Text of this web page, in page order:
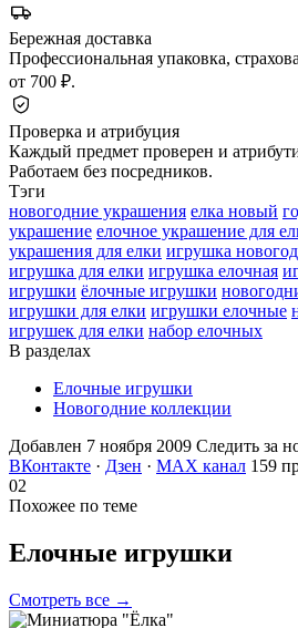
Бережная доставка
Профессиональная упаковка,
от 700 ₽.
Проверка и атрибуция
Каждый предмет проверен и
Работаем без посредников.
Тэги
новогодние украшения елка новый
украшение елочное украшение для
украшения для елки игрушка
игрушка для елки игрушка елочная
игрушки ёлочные игрушки
игрушки для елки игрушки елочные
игрушек для елки набор елочных
В разделах
Елочные игрушки
Новогодние коллекции
Добавлен 7 ноября 2009 Следить за
ВКонтакте · Дзен · MAX канал 159
02
Похожее по теме
Елочные игрушки
Смотреть все →